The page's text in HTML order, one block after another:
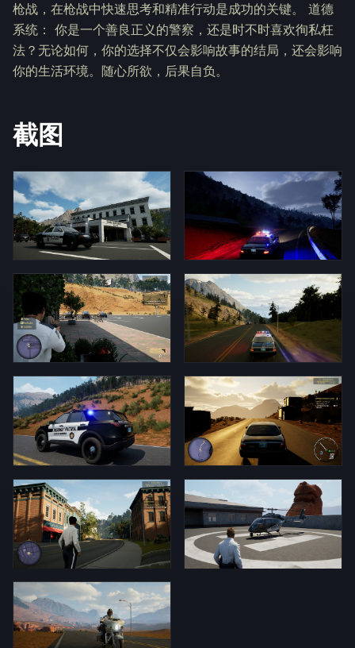
枪战，在枪战中快速思考和精准行动是成功的关键。 道德
系统： 你是一个善良正义的警察，还是时不时喜欢徇私枉
法？无论如何，你的选择不仅会影响故事的结局，还会影响
你的生活环境。随心所欲，后果自负。
截图